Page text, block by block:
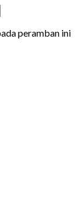
peramban ini